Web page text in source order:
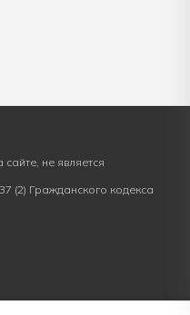
не является
(2) Гражданского кодекса